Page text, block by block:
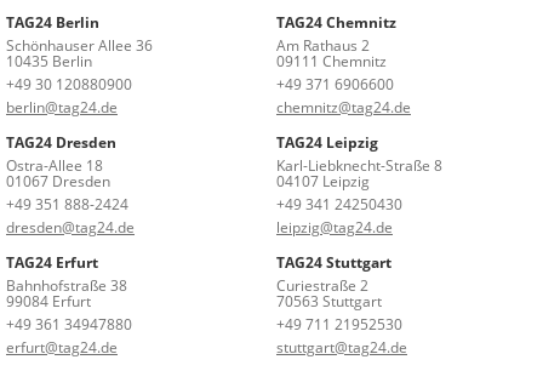
TAG24 Berlin
Schönhauser Allee 36
10435 Berlin
+49 30 120880900
berlin@tag24.de
TAG24 Chemnitz
Am Rathaus 2
09111 Chemnitz
+49 371 6906600
chemnitz@tag24.de
TAG24 Dresden
Ostra-Allee 18
01067 Dresden
+49 351 888-2424
dresden@tag24.de
TAG24 Leipzig
Karl-Liebknecht-Straße 8
04107 Leipzig
+49 341 24250430
leipzig@tag24.de
TAG24 Erfurt
Bahnhofstraße 38
99084 Erfurt
+49 361 34947880
erfurt@tag24.de
TAG24 Stuttgart
Curiestraße 2
70563 Stuttgart
+49 711 21952530
stuttgart@tag24.de